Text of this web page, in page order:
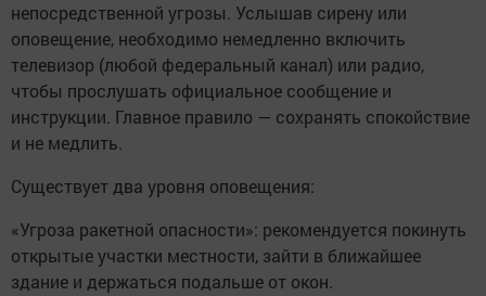
непосредственной угрозы. Услышав сирену или
оповещение, необходимо немедленно включить
телевизор (любой федеральный канал) или радио,
чтобы прослушать официальное сообщение и
инструкции. Главное правило — сохранять спокойствие
и не медлить.
Существует два уровня оповещения:
«Угроза ракетной опасности»: рекомендуется покинуть
открытые участки местности, зайти в ближайшее
здание и держаться подальше от окон.